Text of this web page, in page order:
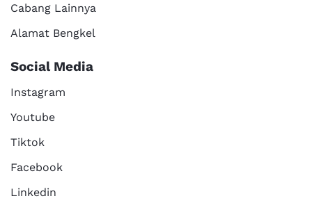
Cabang Lainnya
Alamat Bengkel
Social Media
Instagram
Youtube
Tiktok
Facebook
Linkedin